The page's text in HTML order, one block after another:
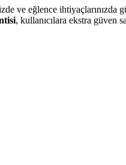
ve eğlence ihtiyaçlarınızda
, kullanıcılara ekstra güven